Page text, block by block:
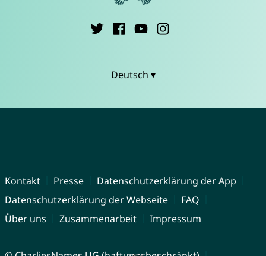
Deutsch ▾
Kontakt Presse
Datenschutzerklärung der App
Datenschutzerklärung der Webseite
FAQ
Über uns
Zusammenarbeit Impressum